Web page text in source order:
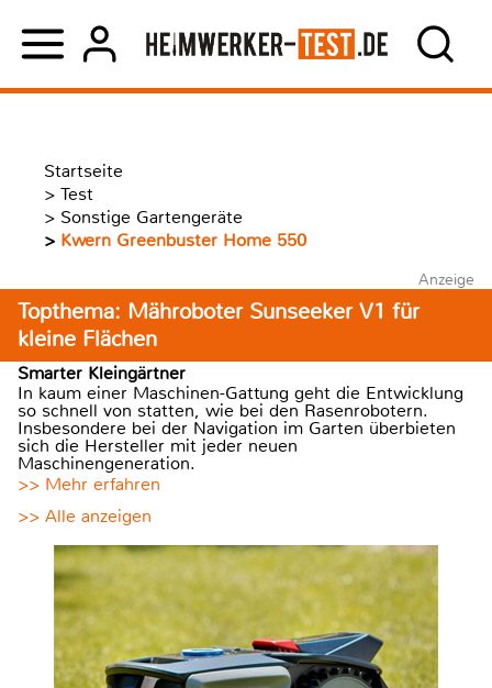
Startseite
> Test
> Sonstige Gartengeräte
> Kwern Greenbuster Home 550
Anzeige
Topthema: Mähroboter Sunseeker V1 für
kleine Flächen
Smarter Kleingärtner
In kaum einer Maschinen-Gattung geht die Entwicklung
so schnell von statten, wie bei den Rasenrobotern.
Insbesondere bei der Navigation im Garten überbieten
sich die Hersteller mit jeder neuen
Maschinengeneration.
>> Mehr erfahren
>> Alle anzeigen